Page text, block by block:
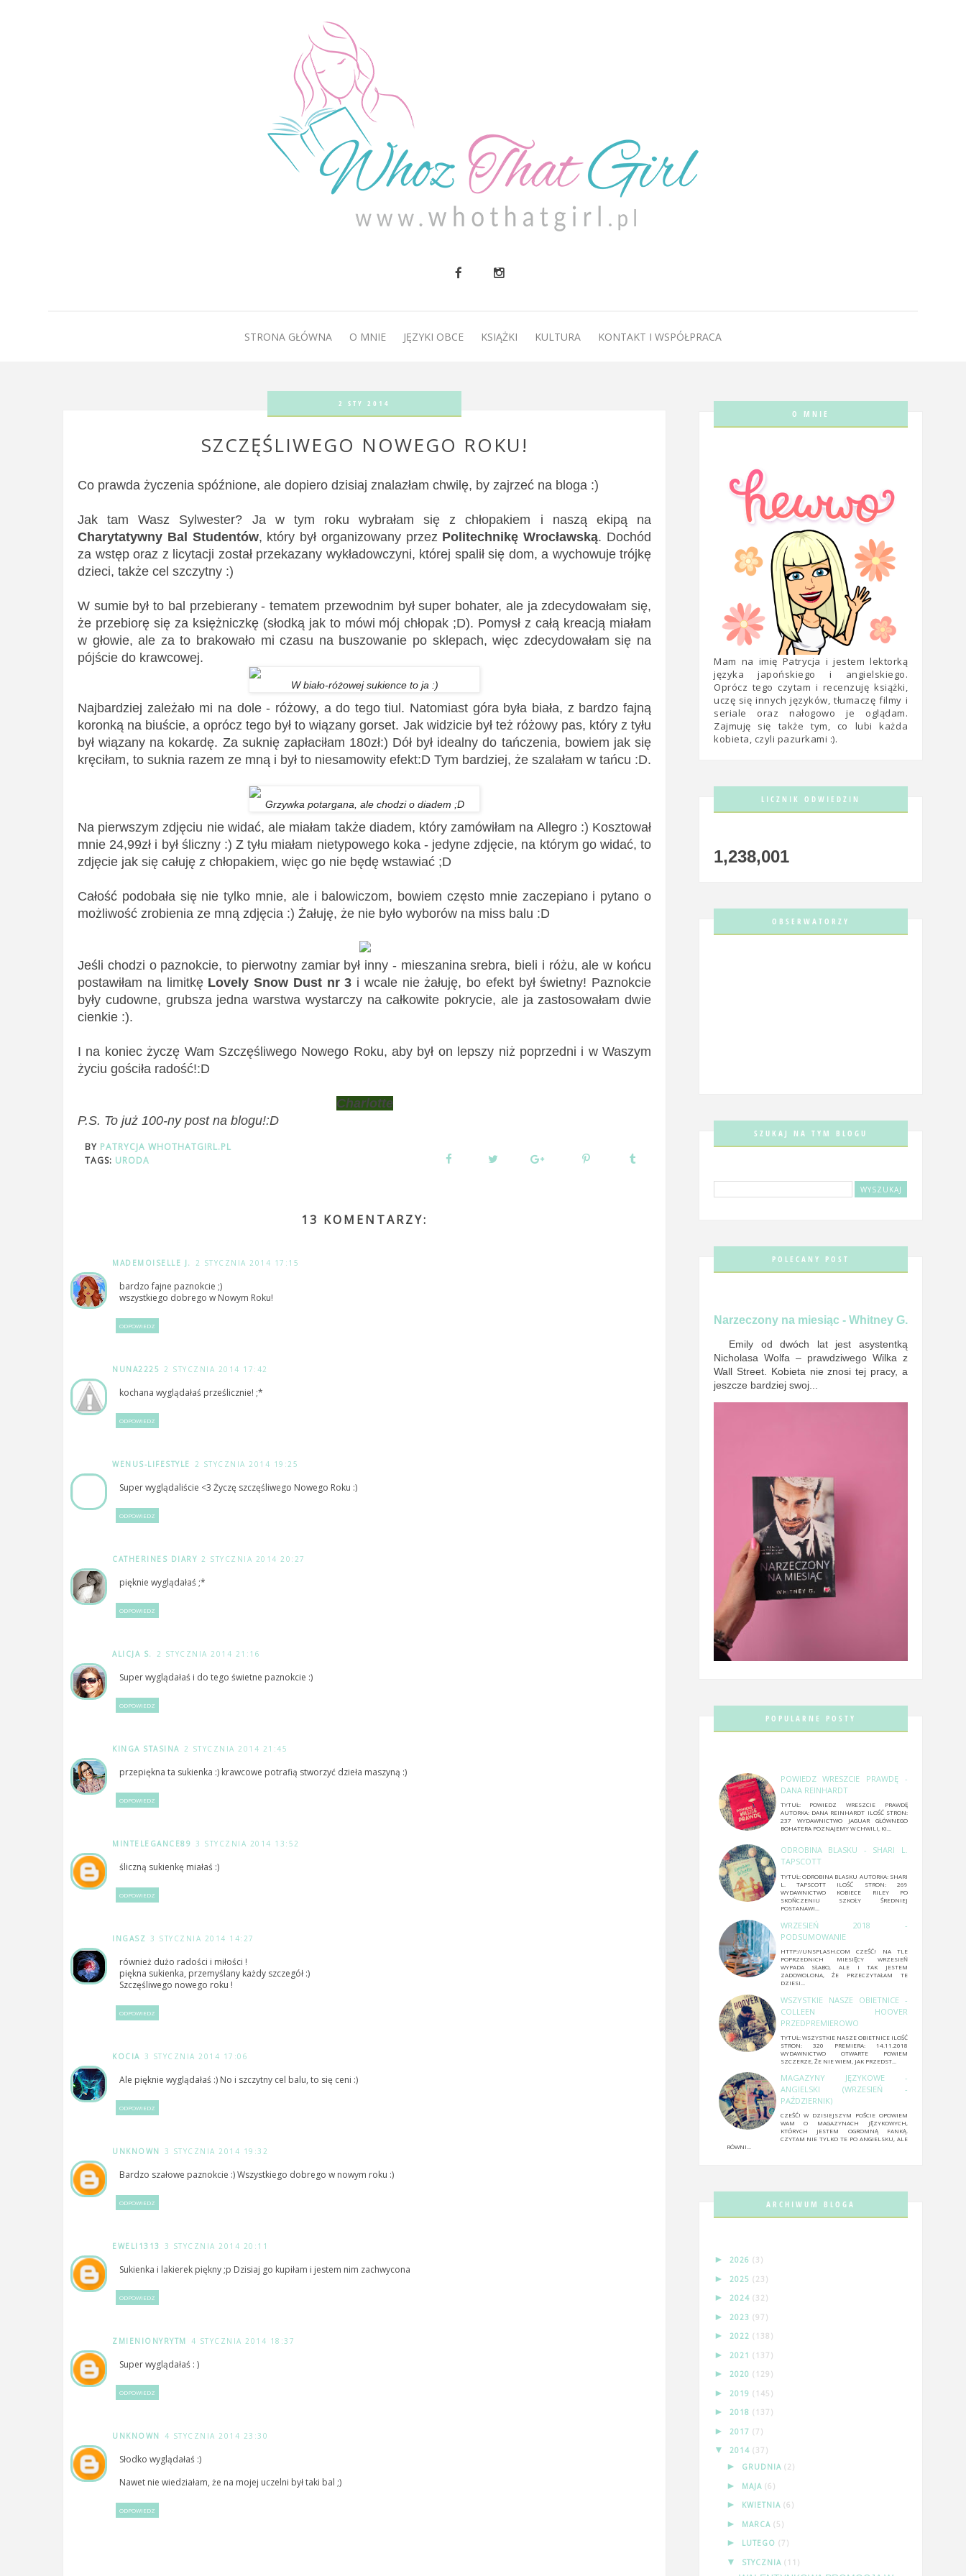
O MNIE
STRONA GŁÓWNA O MNIE JĘZYKI OBCE KSIĄŻKI KULTURA KONTAKT I WSPÓŁPRACA
2 STY 2014
SZCZĘŚLIWEGO NOWEGO ROKU!
Co prawda życzenia spóźnione, ale dopiero dzisiaj znalazłam chwilę, by zajrzeć na bloga :)
Jak tam Wasz Sylwester? Ja w tym roku wybrałam się z chłopakiem i naszą ekipą na
Charytatywny Bal Studentów, który był organizowany przez Politechnikę Wrocławską. Dochód
za wstęp oraz z licytacji został przekazany wykładowczyni, której spalił się dom, a wychowuje trójkę
dzieci, także cel szczytny :)
W sumie był to bal przebierany - tematem przewodnim był super bohater, ale ja zdecydowałam się,
że przebiorę się za księżniczkę (słodką jak to mówi mój chłopak ;D). Pomysł z całą kreacją miałam
w głowie, ale za to brakowało mi czasu na buszowanie po sklepach, więc zdecydowałam się na
pójście do krawcowej.
W biało-różowej sukience to ja :)
Najbardziej zależało mi na dole - różowy, a do tego tiul. Natomiast góra była biała, z bardzo fajną
koronką na biuście, a oprócz tego był to wiązany gorset. Jak widzicie był też różowy pas, który z tyłu
był wiązany na kokardę. Za suknię zapłaciłam 180zł:) Dół był idealny do tańczenia, bowiem jak się
kręciłam, to suknia razem ze mną i był to niesamowity efekt:D Tym bardziej, że szalałam w tańcu :D.
Grzywka potargana, ale chodzi o diadem ;D
Na pierwszym zdjęciu nie widać, ale miałam także diadem, który zamówiłam na Allegro :) Kosztował
mnie 24,99zł i był śliczny :) Z tyłu miałam nietypowego koka - jedyne zdjęcie, na którym go widać, to
zdjęcie jak się całuję z chłopakiem, więc go nie będę wstawiać ;D
Całość podobała się nie tylko mnie, ale i balowiczom, bowiem często mnie zaczepiano i pytano o
możliwość zrobienia ze mną zdjęcia :) Żałuję, że nie było wyborów na miss balu :D
Jeśli chodzi o paznokcie, to pierwotny zamiar był inny - mieszanina srebra, bieli i różu, ale w końcu
postawiłam na limitkęLovely Snow Dust nr 3 i wcale nie żałuję, bo efekt był świetny! Paznokcie
były cudowne, grubsza jedna warstwa wystarczy na całkowite pokrycie, ale ja zastosowałam dwie
cienkie :).
I na koniec życzę Wam Szczęśliwego Nowego Roku, aby był on lepszy niż poprzedni i w Waszym
życiu gościła radość!:D
Charlotte
P.S. To już 100-ny post na blogu!:D
BY PATRYCJA WHOTHATGIRL.PL
TAGS: URODA
13 KOMENTARZY:
MADEMOISELLE J. 2 STYCZNIA 2014 17:15
bardzo fajne paznokcie ;)
wszystkiego dobrego w Nowym Roku!
ODPOWIEDZ
NUNA2225 2 STYCZNIA 2014 17:42
kochana wyglądałaś prześlicznie! ;*
ODPOWIEDZ
WENUS-LIFESTYLE 2 STYCZNIA 2014 19:25
Super wyglądaliście <3 Życzę szczęśliwego Nowego Roku :)
ODPOWIEDZ
CATHERINES DIARY 2 STYCZNIA 2014 20:27
pięknie wyglądałaś ;*
ODPOWIEDZ
ALICJA S. 2 STYCZNIA 2014 21:16
Super wyglądałaś i do tego świetne paznokcie :)
ODPOWIEDZ
KINGA STASINA 2 STYCZNIA 2014 21:45
przepiękna ta sukienka :) krawcowe potrafią stworzyć dzieła maszyną :)
ODPOWIEDZ
MINTELEGANCE89 3 STYCZNIA 2014 13:52
śliczną sukienkę miałaś :)
ODPOWIEDZ
INGASZ 3 STYCZNIA 2014 14:27
również dużo radości i miłości !
piękna sukienka, przemyślany każdy szczegół :)
Szczęśliwego nowego roku !
ODPOWIEDZ
KOCIA 3 STYCZNIA 2014 17:06
Ale pięknie wyglądałaś :) No i szczytny cel balu, to się ceni :)
ODPOWIEDZ
UNKNOWN 3 STYCZNIA 2014 19:32
Bardzo szałowe paznokcie :) Wszystkiego dobrego w nowym roku :)
ODPOWIEDZ
EWELI1313 3 STYCZNIA 2014 20:11
Sukienka i lakierek piękny ;p Dzisiaj go kupiłam i jestem nim zachwycona
ODPOWIEDZ
ZMIENIONYRYTM 4 STYCZNIA 2014 18:37
Super wyglądałaś : )
ODPOWIEDZ
UNKNOWN 4 STYCZNIA 2014 23:30
Słodko wyglądałaś :)
Nawet nie wiedziałam, że na mojej uczelni był taki bal ;)
ODPOWIEDZ
O MNIE
Mam na imię Patrycja i jestem lektorką
języka japońskiego i angielskiego.
Oprócz tego czytam i recenzuję książki,
uczę się innych języków, tłumaczę filmy i
seriale oraz nałogowo je oglądam.
Zajmuję się także tym, co lubi każda
kobieta, czyli pazurkami :).
LICZNIK ODWIEDZIN
1,238,001
OBSERWATORZY
SZUKAJ NA TYM BLOGU
POLECANY POST
Narzeczony na miesiąc - Whitney G.
Emily od dwóch lat jest asystentką
Nicholasa Wolfa – prawdziwego Wilka z
Wall Street. Kobieta nie znosi tej pracy, a
jeszcze bardziej swoj...
POPULARNE POSTY
POWIEDZ WRESZCIE PRAWDĘ -
DANA REINHARDT
TYTUŁ: POWIEDZ WRESZCIE PRAWDĘ
AUTORKA: DANA REINHARDT ILOŚĆ STRON:
237 WYDAWNICTWO JAGUAR GŁÓWNEGO
BOHATERA POZNAJEMY W CHWILI, KI...
ODROBINA BLASKU - SHARI L.
TAPSCOTT
TYTUŁ: ODROBINA BLASKU AUTORKA: SHARI
L. TAPSCOTT ILOŚĆ STRON: 269
WYDAWNICTWO KOBIECE RILEY PO
SKOŃCZENIU SZKOŁY ŚREDNIEJ
POSTANAWI...
WRZESIEŃ 2018 -
PODSUMOWANIE
HTTP://UNSPLASH.COM CZEŚĆ! NA TLE
POPRZEDNICH MIESIĘCY WRZESIEŃ
WYPADA SŁABO, ALE I TAK JESTEM
ZADOWOLONA, ŻE PRZECZYTAŁAM TE
DZIESI...
WSZYSTKIE NASZE OBIETNICE -
COLLEEN HOOVER
PRZEDPREMIEROWO
TYTUŁ: WSZYSTKIE NASZE OBIETNICE ILOŚĆ
STRON: 320 PREMIERA: 14.11.2018
WYDAWNICTWO OTWARTE POWIEM
SZCZERZE, ŻE NIE WIEM, JAK PRZEDST...
MAGAZYNY JĘZYKOWE -
ANGIELSKI (WRZESIEŃ -
PAŹDZIERNIK)
CZEŚĆ! W DZISIEJSZYM POŚCIE OPOWIEM
WAM O MAGAZYNACH JĘZYKOWYCH,
KTÓRYCH JESTEM OGROMNĄ FANKĄ.
CZYTAM NIE TYLKO TE PO ANGIELSKU, ALE
RÓWNI...
ARCHIWUM BLOGA
► 2026 (3)
► 2025 (23)
► 2024 (32)
► 2023 (97)
► 2022 (138)
► 2021 (137)
► 2020 (129)
► 2019 (145)
► 2018 (137)
► 2017 (7)
▼ 2014 (37)
► GRUDNIA (2)
► MAJA (6)
► KWIETNIA (6)
► MARCA (5)
► LUTEGO (7)
▼ STYCZNIA (11)